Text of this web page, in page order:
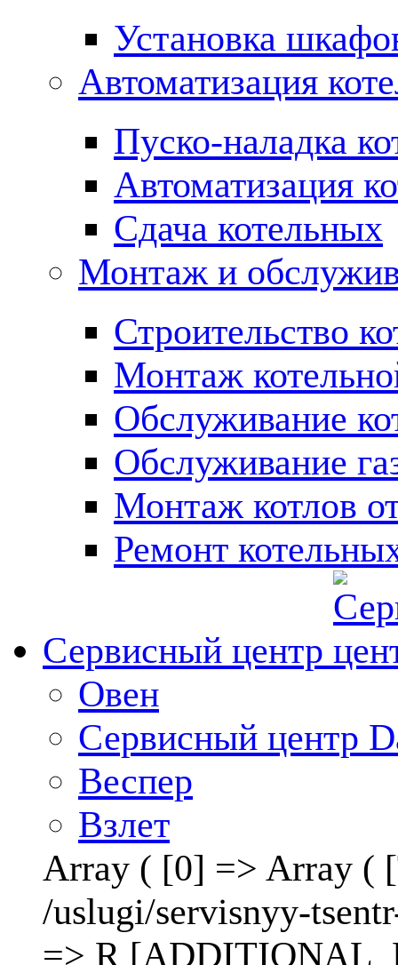
Установка
Автоматизация
Пуско-наладка
Автоматизация
Сдача котельных
Монтаж и
Строительство
Монтаж
Обслуживание
Обслуживание
Монтаж котлов
Ремонт
Сервисный центр
Овен
Сервисный центр
Веспер
Взлет
Array ( [0] => Array
/uslugi/servisnyy-
=> R